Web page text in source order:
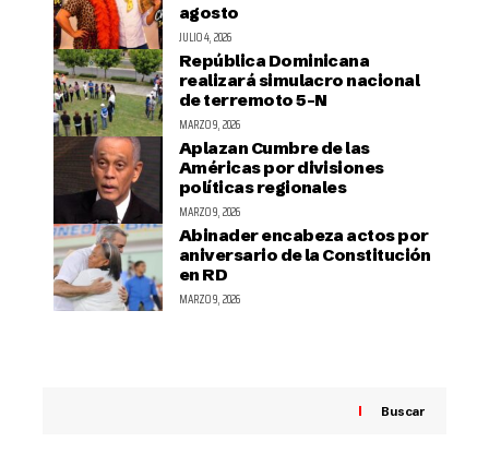
agosto
JULIO 4, 2026
República Dominicana
realizará simulacro nacional
de terremoto 5-N
MARZO 9, 2026
Aplazan Cumbre de las
Américas por divisiones
políticas regionales
MARZO 9, 2026
Abinader encabeza actos por
aniversario de la Constitución
en RD
MARZO 9, 2026
Buscar